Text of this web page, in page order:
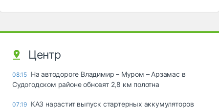
Центр
08:15 На автодороге Владимир – Муром – Арзамас в
Судогодском районе обновят 2,8 км полотна
07:19 КАЗ нарастит выпуск стартерных аккумуляторов